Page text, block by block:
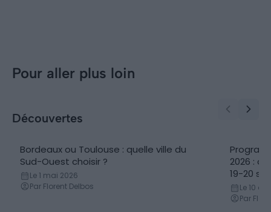
Pour aller plus loin
Découvertes
Bordeaux ou Toulouse : quelle ville du
Sud-Ouest choisir ?
Le 1 mai 2026
Par Florent Delbos
2026 :
19-20
Le 10
Par